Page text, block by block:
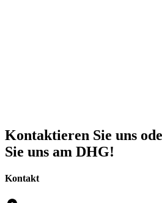
Kontaktieren Sie uns
Sie uns am DHG!
Kontakt